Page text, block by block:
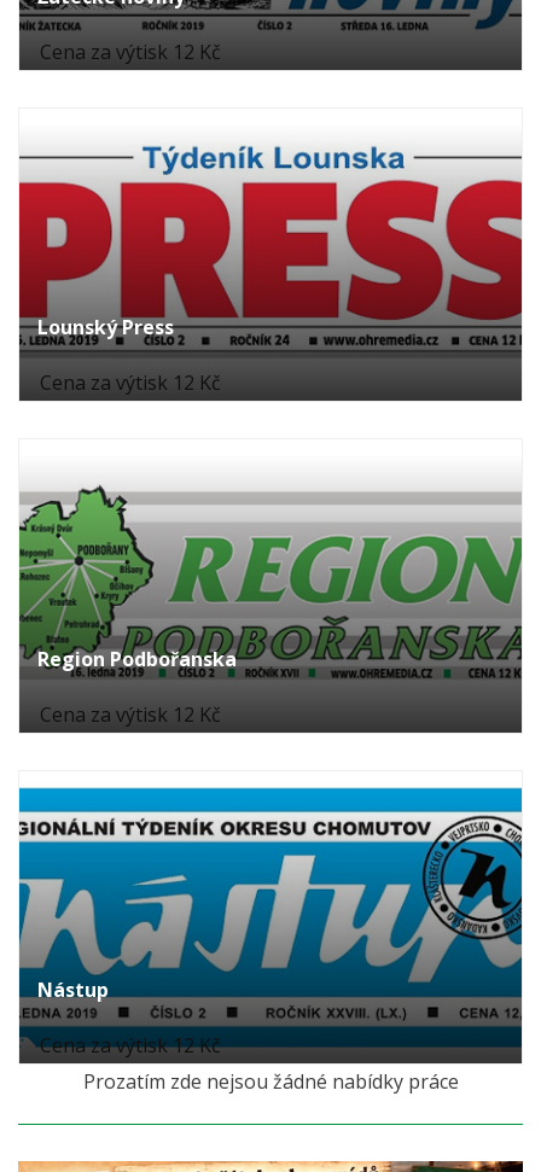
Cena za výtisk 12 Kč
Lounský Press
Cena za výtisk 12 Kč
Region Podbořanska
Cena za výtisk 12 Kč
Nástup
Cena za výtisk 12 Kč
Prozatím zde nejsou žádné nabídky práce